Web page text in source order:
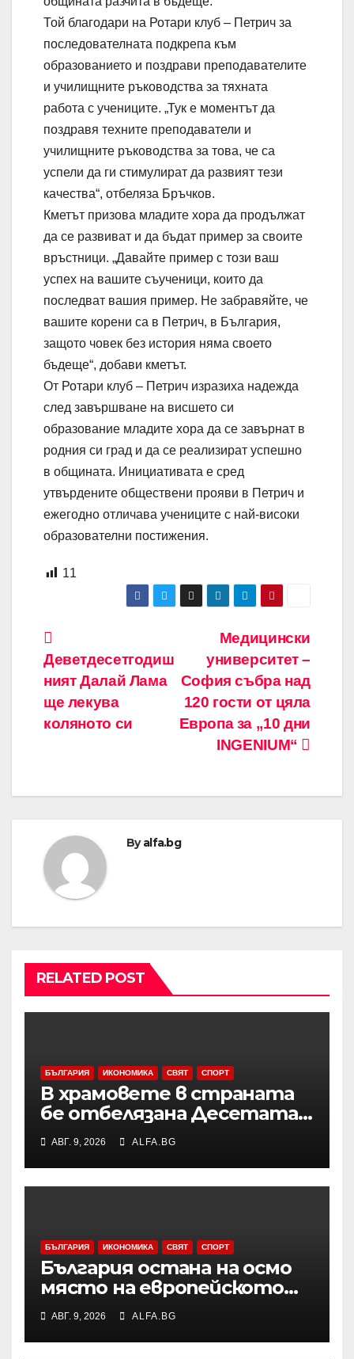
Той благодари на Ротари клуб – Петрич за
последователната подкрепа към
образованието и поздрави преподавателите
и училищните ръководства за тяхната
работа с учениците. „Тук е моментът да
поздравя техните преподаватели и
училищните ръководства за това, че са
успели да ги стимулират да развият тези
качества“, отбеляза Бръчков.
Кметът призова младите хора да продължат
да се развиват и да бъдат пример за своите
връстници. „Давайте пример с този ваш
успех на вашите съученици, които да
последват вашия пример. Не забравяйте, че
вашите корени са в Петрич, в България,
защото човек без история няма своето
бъдеще“, добави кметът.
От Ротари клуб – Петрич изразиха надежда
след завършване на висшето си
образование младите хора да се завърнат в
родния си град и да се реализират успешно
в общината. Инициативата е сред
утвърдените обществени прояви в Петрич и
ежегодно отличава учениците с най-високи
образователни постижения.
11
Навигация
Медицински
университет –
София събра над
120 гости от цяла
Европа за „10 дни
INGENIUM“
Деветдесетгодиш
ният Далай Лама
ще лекува
коляното си
Byalfa.bg
RELATED POST
БЪЛГАРИЯ ИКОНОМИКА СВЯТ СПОРТ
В храмовете в страната
бе отбелязана Десетата
неделя след
Петдесетница
АВГ. 9, 2026 ALFA.BG
БЪЛГАРИЯ ИКОНОМИКА СВЯТ СПОРТ
България остана на осмо
място на европейското
първенство по баскетбол
за девойки до 18 години в
Дивизия „В“
АВГ. 9, 2026 ALFA.BG